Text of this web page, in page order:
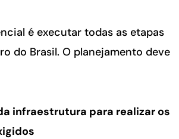
é executar todas as etapas
do Brasil. O planejamento deve
infraestrutura para realizar os